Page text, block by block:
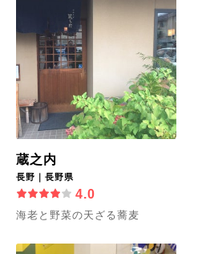
蔵之内
長野｜長野県
4.0
海老と野菜の天ざる蕎麦